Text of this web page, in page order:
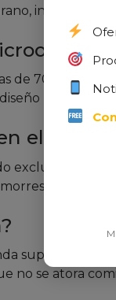
incluso
de 700W hasta
permite
el horno
no
superior) y
no se atora